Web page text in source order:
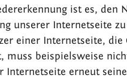
ist es, den
unserer Internetseite
einer Internetseite, die
muss beispielsweise
Internetseite erneut